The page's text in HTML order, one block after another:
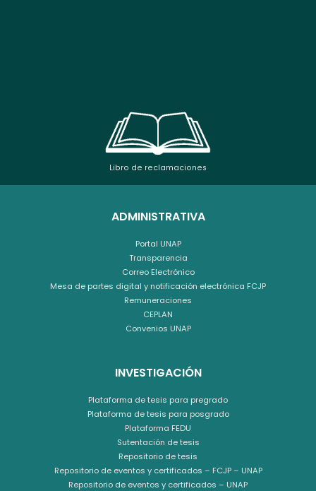
Libro de reclamaciones
ADMINISTRATIVA
Portal UNAP
Transparencia
Correo Electrónico
Mesa de partes digital y notificación electrónica FCJP
Remuneraciones
CEPLAN
Convenios UNAP
INVESTIGACIÓN
Plataforma de tesis para pregrado
Plataforma de tesis para posgrado
Plataforma FEDU
Sutentación de tesis
Repositorio de tesis
Repositorio de eventos y certificados – FCJP – UNAP
Repositorio de eventos y certificados – UNAP